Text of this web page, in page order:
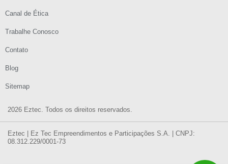
2026 Eztec. Todos os direitos reservados.
Canal de Ética
Trabalhe Conosco
Contato
Blog
Sitemap
Eztec | Ez Tec Empreendimentos e Participações S.A. | CNPJ:
08.312.229/0001-73